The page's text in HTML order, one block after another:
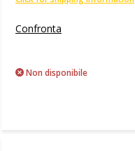
Confronta
Non disponibile